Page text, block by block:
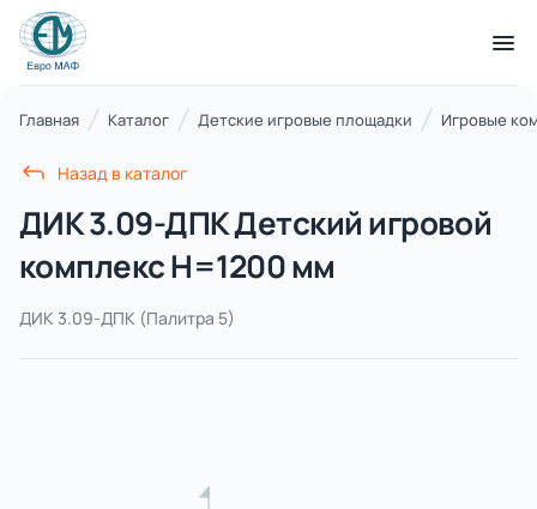
КАТАЛОГ ТОВАРОВ
21 категория
Благоустройство территорий
Главная Каталог Детские игровые площадки Игровые
Назад в каталог
ДИК 3.09-ДПК Детский игровой
комплекс Н=1200 мм
ДИК 3.09-ДПК (Палитра 5)